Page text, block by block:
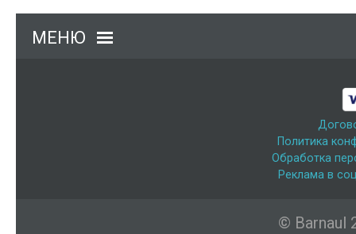
МЕНЮ
Политика
Обработка
Реклама в
© Barnaul